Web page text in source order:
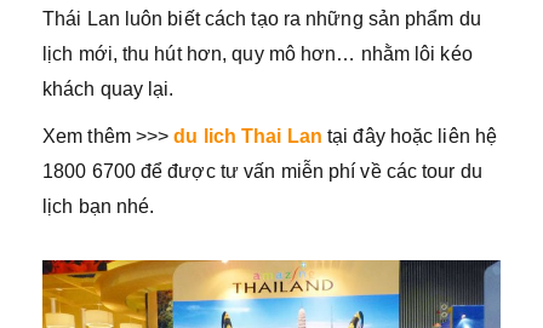
Thái Lan luôn biết cách tạo ra những sản phẩm du
lịch mới, thu hút hơn, quy mô hơn… nhằm lôi kéo
khách quay lại.
Xem thêm >>>du lich Thai Lan tại đây hoặc liên hệ
1800 6700 để được tư vấn miễn phí về các tour du
lịch bạn nhé.